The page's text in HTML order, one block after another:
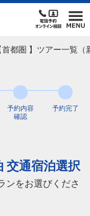
都圏 】ツアー一覧（
予約内容
確認
予約完了
交通宿泊選択
ンをお選びくださ